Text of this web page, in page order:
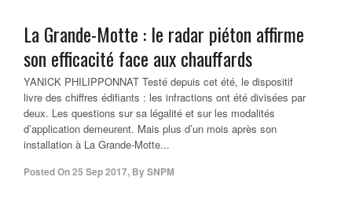
La Grande-Motte : le radar piéton affirme
son efficacité face aux chauffards
YANICK PHILIPPONNAT Testé depuis cet été, le dispositif
livre des chiffres édifiants : les infractions ont été divisées par
deux. Les questions sur sa légalité et sur les modalités
d’application demeurent. Mais plus d’un mois après son
installation à La Grande-Motte...
Posted On25 Sep 2017, BySNPM